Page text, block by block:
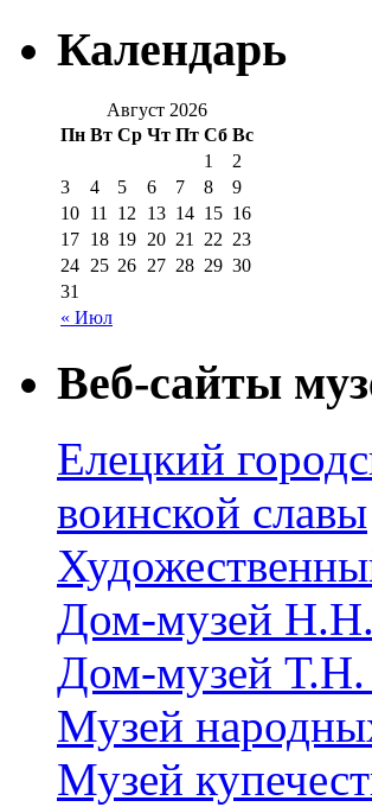
Календарь
Август 2026
Пн Вт Ср Чт Пт Сб Вс
« Июл
1
2
3
4 5 6 7 8
9
10 11 12 13 14 15 16
17 18 19 20 21 22 23
24 25 26 27 28 29 30
31
Веб-сайты
Елецкий
воинской славы
Дом-музей
Дом-музей Т.Н.
Музей
Музей